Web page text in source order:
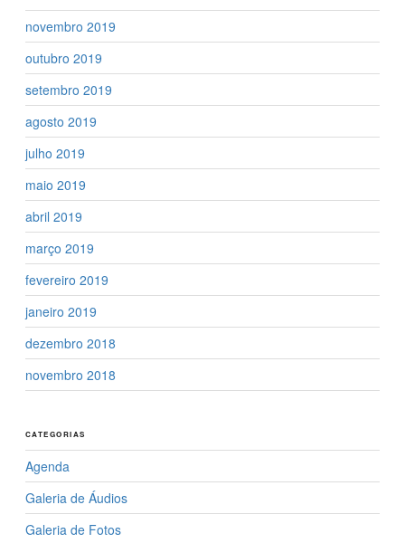
novembro 2019
outubro 2019
setembro 2019
agosto 2019
julho 2019
maio 2019
abril 2019
março 2019
fevereiro 2019
janeiro 2019
dezembro 2018
novembro 2018
CATEGORIAS
Agenda
Galeria de Áudios
Galeria de Fotos